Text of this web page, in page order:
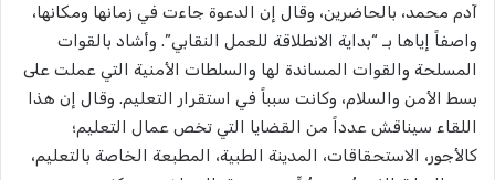
آدم محمد، بالحاضرين، وقال إن الدعوة جاءت في زمانها ومكانها،
واصفاً إياها بـ “بداية الانطلاقة للعمل النقابي”. وأشاد بالقوات
المسلحة والقوات المساندة لها والسلطات الأمنية التي عملت على
بسط الأمن والسلام، وكانت سبباً في استقرار التعليم. وقال إن هذا
اللقاء سيناقش عدداً من القضايا التي تخص عمال التعليم؛
كالأجور، الاستحقاقات، المدينة الطبية، المطبعة الخاصة بالتعليم،